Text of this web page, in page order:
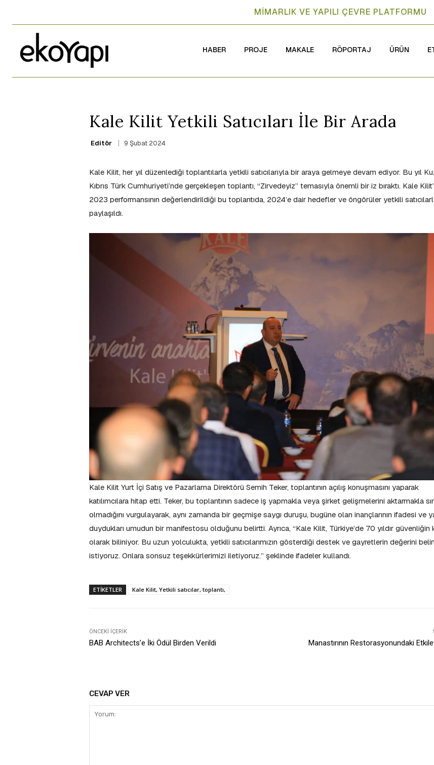
MİMARLIK VE YAPILI ÇEVRE PLATFORMU
HABER PROJE MAKALE RÖPORTAJ ÜRÜN
Kale Kilit Yetkili Satıcıları İle Bir Arada
Editör 9 Şubat 2024
Kale Kilit, her yıl düzenlediği toplantılarla yetkili satıcılarıyla bir araya gelmeye devam ediyor. Bu yıl
Kıbrıs Türk Cumhuriyeti’nde gerçekleşen toplantı, “Zirvedeyiz” temasıyla önemli bir iz bıraktı. Kale
2023 performansının değerlendirildiği bu toplantıda, 2024’e dair hedefler ve öngörüler yetkili
paylaşıldı.
Kale Kilit Yurt İçi Satış ve Pazarlama Direktörü Semih Teker, toplantının açılış konuşmasını yaparak
katılımcılara hitap etti. Teker, bu toplantının sadece iş yapmakla veya şirket gelişmelerini aktarmakla
olmadığını vurgulayarak, aynı zamanda bir geçmişe saygı duruşu, bugüne olan inançlarının ifadesi ve
duydukları umudun bir manifestosu olduğunu belirtti. Ayrıca, “Kale Kilit, Türkiye’de 70 yıldır güvenliğin
olarak biliniyor. Bu uzun yolculukta, yetkili satıcılarımızın gösterdiği destek ve gayretlerin değerini
istiyoruz. Onlara sonsuz teşekkürlerimizi iletiyoruz.” şeklinde ifadeler kullandı.
ETIKETLER Kale Kilit, Yetkili satıcılar, toplantı,
ÖNCEKI İÇERIK
BAB Architects’e İki Ödül Birden Verildi
Manastırının Restorasyonundaki
CEVAP VER